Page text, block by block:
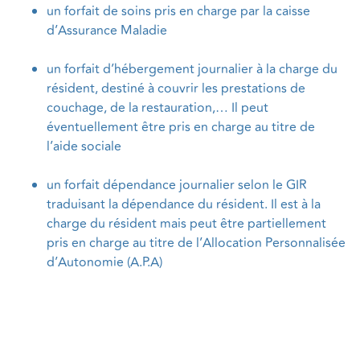
un forfait de soins pris en charge par la caisse
d’Assurance Maladie
un forfait d’hébergement journalier à la charge du
résident, destiné à couvrir les prestations de
couchage, de la restauration,… Il peut
éventuellement être pris en charge au titre de
l’aide sociale
un forfait dépendance journalier selon le GIR
traduisant la dépendance du résident. Il est à la
charge du résident mais peut être partiellement
pris en charge au titre de l’Allocation Personnalisée
d’Autonomie (A.P.A)